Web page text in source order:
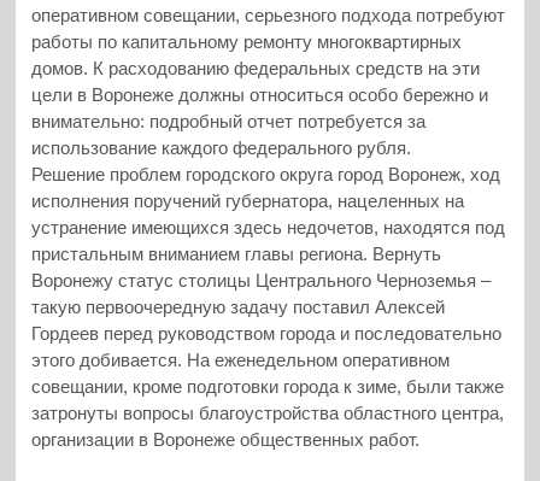
оперативном совещании, серьезного подхода потребуют
работы по капитальному ремонту многоквартирных
домов. К расходованию федеральных средств на эти
цели в Воронеже должны относиться особо бережно и
внимательно: подробный отчет потребуется за
использование каждого федерального рубля.
Решение проблем городского округа город Воронеж, ход
исполнения поручений губернатора, нацеленных на
устранение имеющихся здесь недочетов, находятся под
пристальным вниманием главы региона. Вернуть
Воронежу статус столицы Центрального Черноземья –
такую первоочередную задачу поставил Алексей
Гордеев перед руководством города и последовательно
этого добивается. На еженедельном оперативном
совещании, кроме подготовки города к зиме, были также
затронуты вопросы благоустройства областного центра,
организации в Воронеже общественных работ.